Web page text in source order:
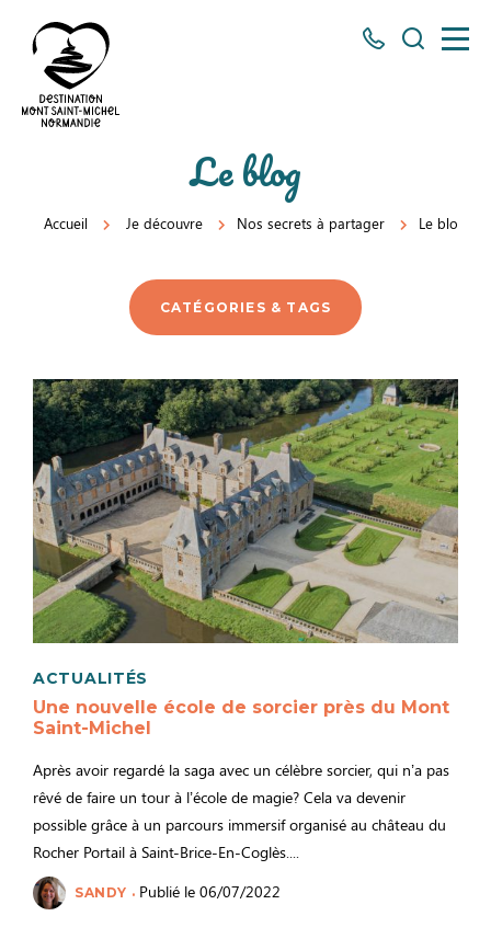
Michel
Tous
Le blog
Accueil Je découvre Nos secrets à partager Le blog
CATÉGORIES & TAGS
ACTUALITÉS
Une nouvelle école de sorcier près du Mont
Saint-Michel
Après avoir regardé la saga avec un célèbre sorcier, qui n’a pas
rêvé de faire un tour à l’école de magie? Cela va devenir
possible grâce à un parcours immersif organisé au château du
Rocher Portail à Saint-Brice-En-Coglès....
SANDY Publié le 06/07/2022